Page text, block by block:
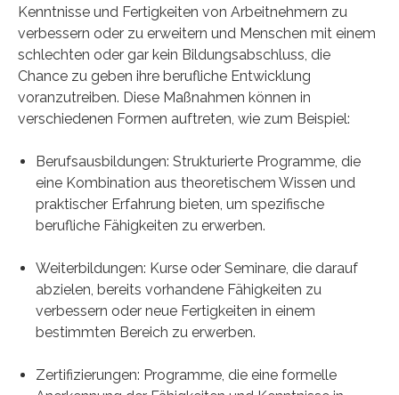
Kenntnisse und Fertigkeiten von Arbeitnehmern zu
verbessern oder zu erweitern und Menschen mit einem
schlechten oder gar kein Bildungsabschluss, die
Chance zu geben ihre berufliche Entwicklung
voranzutreiben. Diese Maßnahmen können in
verschiedenen Formen auftreten, wie zum Beispiel:
Berufsausbildungen: Strukturierte Programme, die
eine Kombination aus theoretischem Wissen und
praktischer Erfahrung bieten, um spezifische
berufliche Fähigkeiten zu erwerben.
Weiterbildungen: Kurse oder Seminare, die darauf
abzielen, bereits vorhandene Fähigkeiten zu
verbessern oder neue Fertigkeiten in einem
bestimmten Bereich zu erwerben.
Zertifizierungen: Programme, die eine formelle